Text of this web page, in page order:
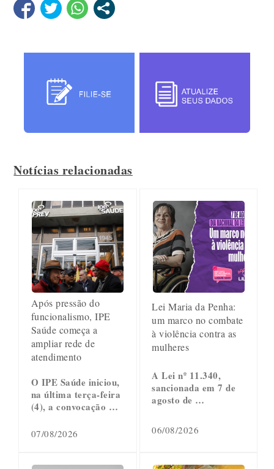
Notícias relacionadas
Após pressão do
funcionalismo, IPE
Saúde começa a
ampliar rede de
atendimento
O IPE Saúde iniciou,
na última terça-feira
(4), a convocação …
07/08/2026
Lei Maria da Penha:
um marco no combate
à violência contra as
mulheres
A Lei nº 11.340,
sancionada em 7 de
agosto de …
06/08/2026